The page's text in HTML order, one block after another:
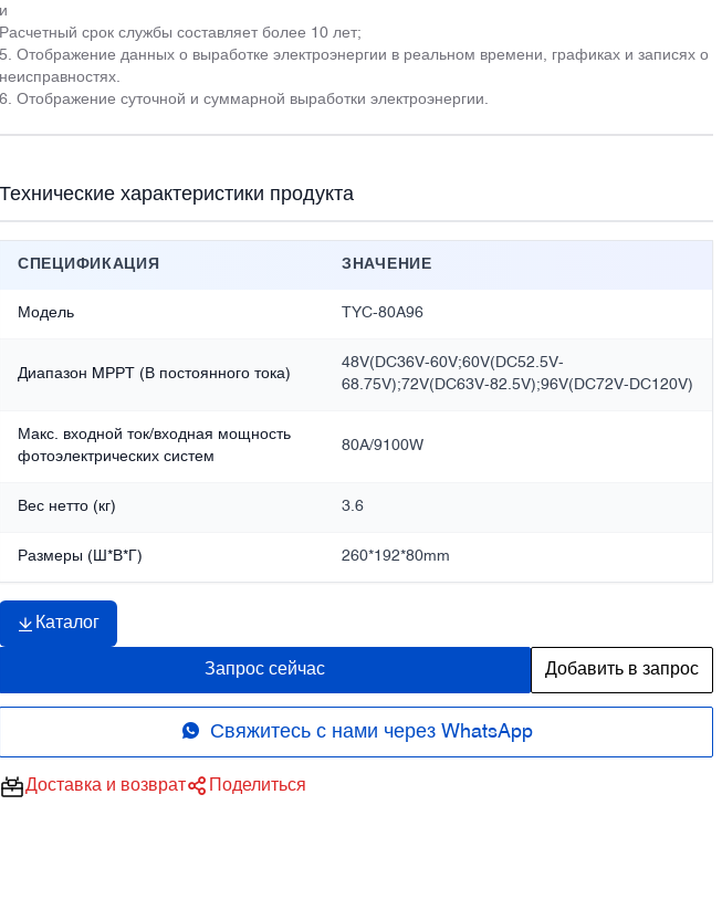
и
Расчетный срок службы составляет более 10 лет;
5. Отображение данных о выработке электроэнергии в реальном времени, графиках и записях о
неисправностях.
6. Отображение суточной и суммарной выработки электроэнергии.
Технические характеристики продукта
СПЕЦИФИКАЦИЯ ЗНАЧЕНИЕ
Модель TYC-80A96
Диапазон MPPT (В постоянного тока)
48V(DC36V-60V;60V(DC52.5V-
68.75V);72V(DC63V-82.5V);96V(DC72V-DC120V)
Макс. входной ток/входная мощность
фотоэлектрических систем
80A/9100W
Вес нетто (кг) 3.6
Размеры (Ш*В*Г) 260*192*80mm
Каталог
Запрос сейчас Добавить в запрос
Свяжитесь с нами через WhatsApp
Доставка и возврат Поделиться